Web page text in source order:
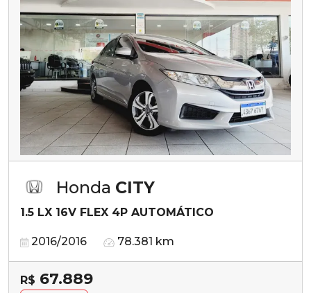
Honda CITY
1.5 LX 16V FLEX 4P AUTOMÁTICO
2016/2016 78.381 km
R$ 67.889